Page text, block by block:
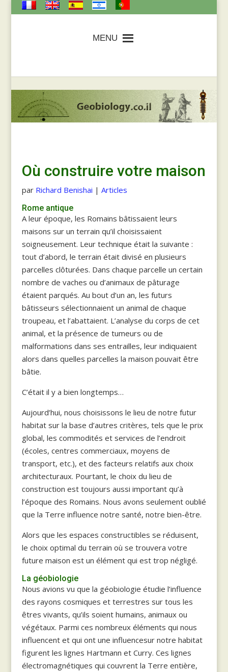
MENU
Où construire votre maison
par Richard Benishai | Articles
Rome antique
A leur époque, les Romains bâtissaient leurs
maisons sur un terrain qu’il choisissaient
soigneusement. Leur technique était la suivante :
tout d’abord, le terrain était divisé en plusieurs
parcelles clôturées. Dans chaque parcelle un certain
nombre de vaches ou d’animaux de pâturage
étaient parqués. Au bout d’un an, les futurs
bâtisseurs sélectionnaient un animal de chaque
troupeau, et l’abattaient. L’analyse du corps de cet
animal, et la présence de tumeurs ou de
malformations dans ses entrailles, leur indiquaient
alors dans quelles parcelles la maison pouvait être
bâtie.
C’était il y a bien longtemps…
Aujourd’hui, nous choisissons le lieu de notre futur
habitat sur la base d’autres critères, tels que le prix
global, les commodités et services de l’endroit
(écoles, centres commerciaux, moyens de
transport, etc.), et des facteurs relatifs aux choix
architecturaux. Pourtant, le choix du lieu de
construction est toujours aussi important qu’à
l’époque des Romains. Nous avons seulement oublié
que la Terre influence notre santé, notre bien-être.
Alors que les espaces constructibles se réduisent,
le choix optimal du terrain où se trouvera votre
future maison est un élément qui est trop négligé.
La géobiologie
Nous avions vu que la géobiologie étudie l’influence
des rayons cosmiques et terrestres sur tous les
êtres vivants, qu’ils soient humains, animaux ou
végétaux. Parmi ces nombreux éléments qui nous
influencent et qui ont une influencesur notre habitat
figurent les lignes Hartmann et Curry. Ces lignes
électromagnétiques qui couvrent la Terre entière,